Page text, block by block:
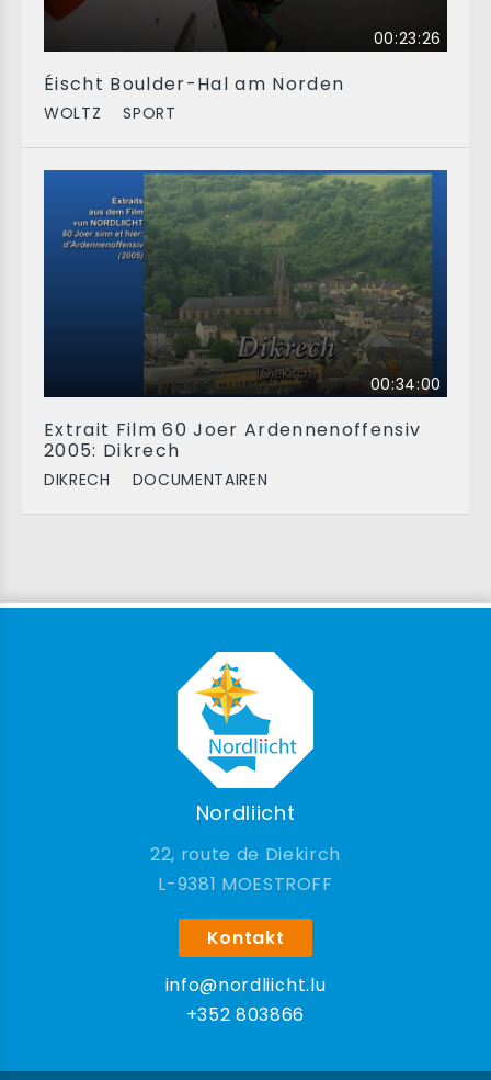
00:23:26
Éischt Boulder-Hal am Norden
WOLTZ SPORT
00:34:00
Extrait Film 60 Joer Ardennenoffensiv
2005: Dikrech
DIKRECH DOCUMENTAIREN
Nordliicht
22, route de Diekirch
9381 MOESTROFF
Kontakt
info@nordliicht.lu
+352 803866